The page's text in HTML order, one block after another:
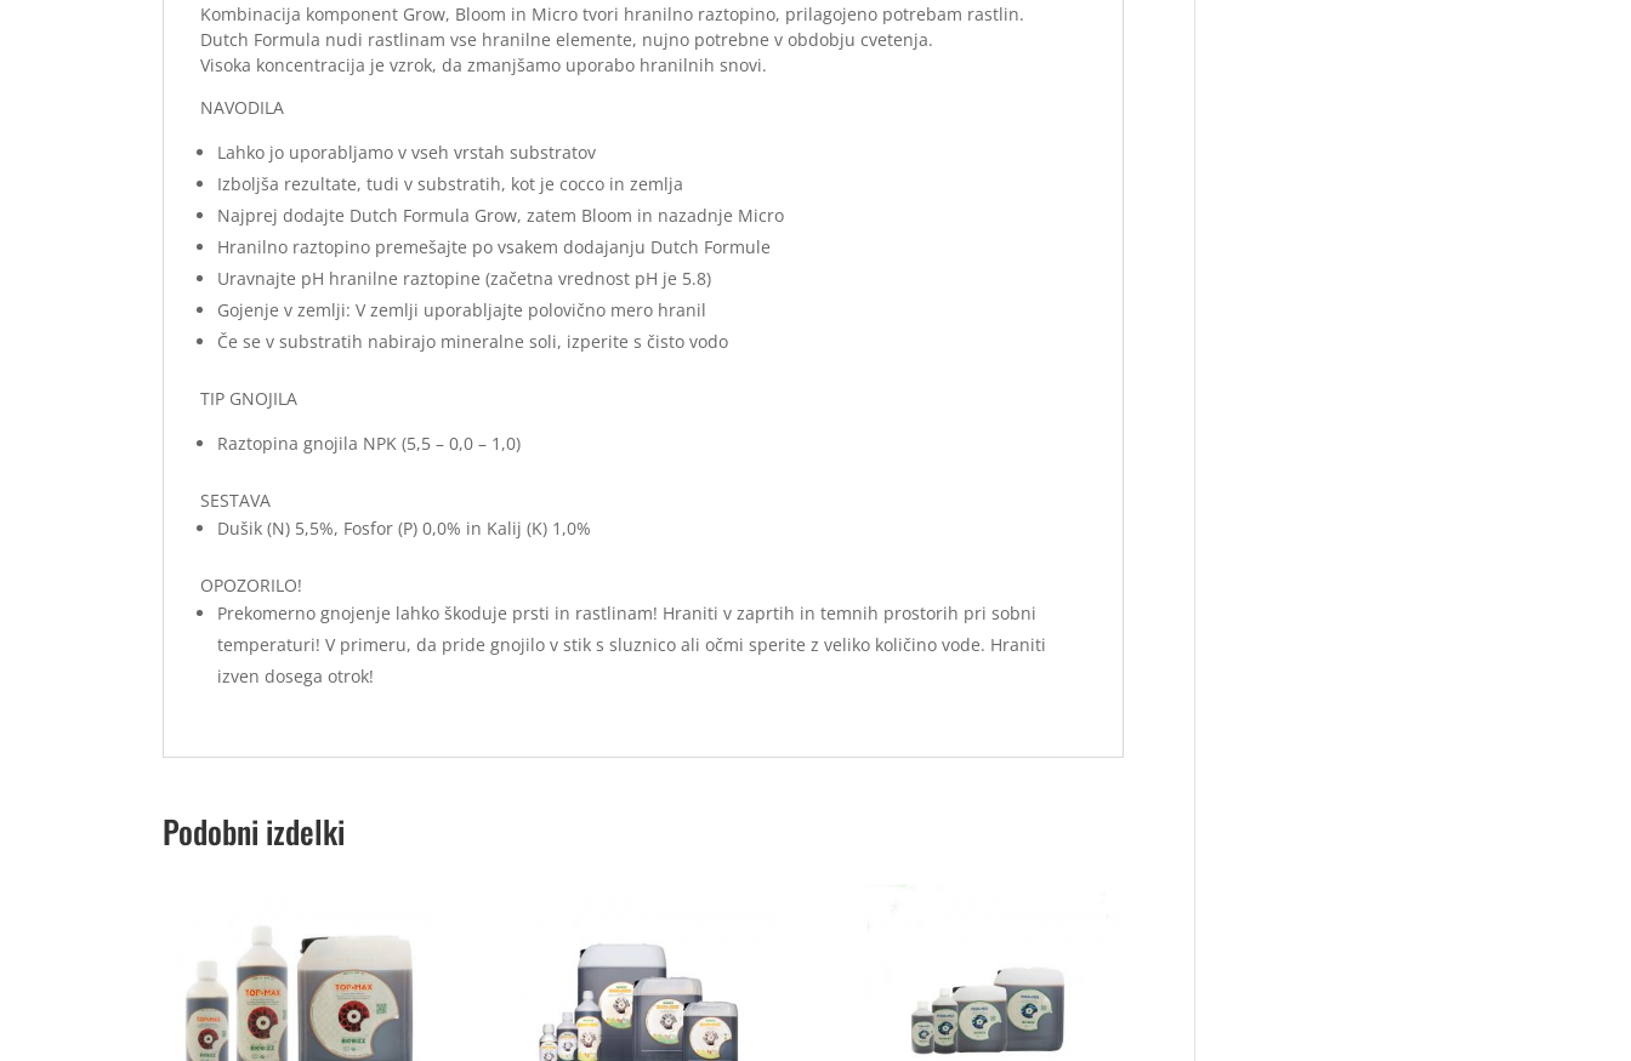
Kombinacija komponent Grow, Bloom in Micro tvori hranilno raztopino, prilagojeno potrebam rastlin.
Dutch Formula nudi rastlinam vse hranilne elemente, nujno potrebne v obdobju cvetenja.
Visoka koncentracija je vzrok, da zmanjšamo uporabo hranilnih snovi.
NAVODILA
Lahko jo uporabljamo v vseh vrstah substratov
Izboljša rezultate, tudi v substratih, kot je cocco in zemlja
Najprej dodajte Dutch Formula Grow, zatem Bloom in nazadnje Micro
Hranilno raztopino premešajte po vsakem dodajanju Dutch Formule
Uravnajte pH hranilne raztopine (začetna vrednost pH je 5.8)
Gojenje v zemlji: V zemlji uporabljajte polovično mero hranil
Če se v substratih nabirajo mineralne soli, izperite s čisto vodo
TIP GNOJILA
Raztopina gnojila NPK (5,5 – 0,0 – 1,0)
SESTAVA
Dušik (N) 5,5%, Fosfor (P) 0,0% in Kalij (K) 1,0%
OPOZORILO!
Prekomerno gnojenje lahko škoduje prsti in rastlinam! Hraniti v zaprtih in temnih prostorih pri sobni
temperaturi! V primeru, da pride gnojilo v stik s sluznico ali očmi sperite z veliko količino vode. Hraniti
izven dosega otrok!
Podobni izdelki